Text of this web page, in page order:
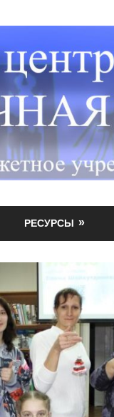
РЕСУРСЫ